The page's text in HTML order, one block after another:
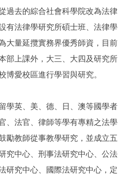
過去的綜合社會科學院改為法律
有法律學研究所碩士班、法律學
大量延攬實務界優秀師資，目前
部上課外，大三、大四及研究所
博愛校區進行學習與研究。
學英、美、德、日、澳等國學者
、法官、律師等學有專精之法學
勵教師從事教學研究，並成立五
究中心、刑事法研究中心、公法
研究中心、國際法研究中心，定